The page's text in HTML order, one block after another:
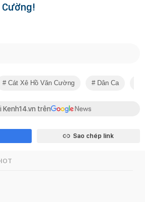
Cường!
Cát Xê Hồ Văn Cường Dân Ca
Kenh14.vn trên
Sao chép link